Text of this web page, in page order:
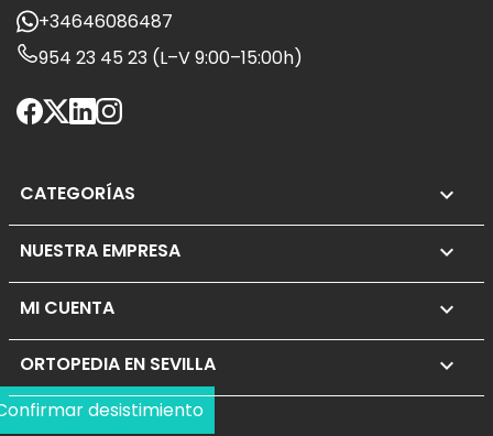
+34646086487
954 23 45 23 (L–V 9:00–15:00h)
CATEGORÍAS 
NUESTRA EMPRESA 
MI CUENTA 
ORTOPEDIA EN SEVILLA keyboard_arrow_down
desistimiento